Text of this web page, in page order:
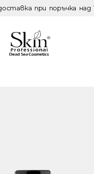
при поръчка над